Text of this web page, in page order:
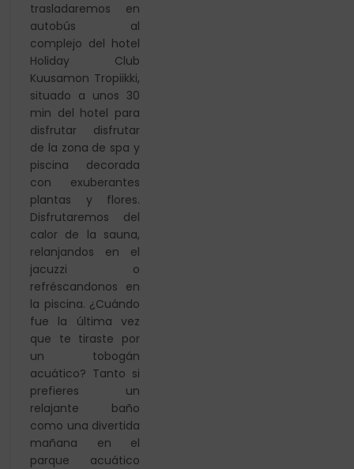
trasladaremos en
autobús al
complejo del hotel
Holiday Club
Kuusamon Tropiikki,
situado a unos 30
min del hotel para
disfrutar disfrutar
de la zona de spa y
piscina decorada
con exuberantes
plantas y flores.
Disfrutaremos del
calor de la sauna,
relanjandos en el
jacuzzi o
refréscandonos en
la piscina. ¿Cuándo
fue la última vez
que te tiraste por
un tobogán
acuático? Tanto si
prefieres un
relajante baño
como una divertida
mañana en el
parque acuático